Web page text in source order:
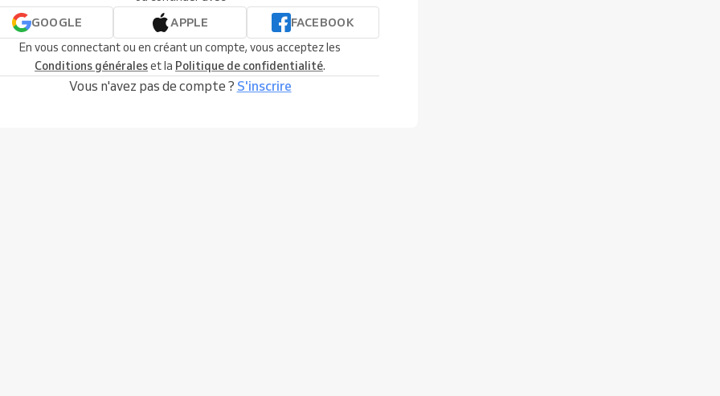
GOOGLE
APPLE
FACEBOOK
En vous connectant ou en créant un compte, vous acceptez les
Conditions généraleset la Politique de confidentialité.
Vous n'avez pas de compte ? S'inscrire